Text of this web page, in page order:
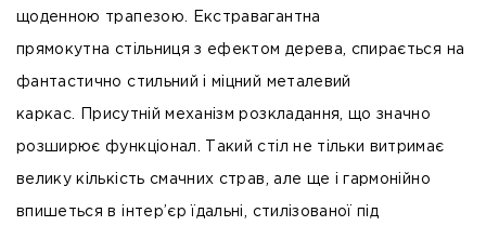
щоденною трапезою. Екстравагантна
прямокутна стільниця з ефектом дерева , спирається на
фантастично стильний і міцний металевий
каркас. Присутній механізм розкладання, що значно
розширює функціонал. Такий стіл не тільки витримає
велику кількість смачних страв, але ще і гармонійно
впишеться в інтер’єр їдальні, стилізованої під